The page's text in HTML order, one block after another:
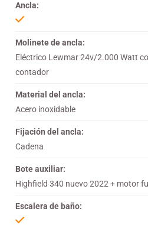
Ancla:
Molinete de ancla:
Eléctrico Lewmar 24v/2.000 Watt
contador
Material del ancla:
Acero inoxidable
Fijación del ancla:
Cadena
Bote auxiliar:
Highfield 340 nuevo 2022 + motor
Escalera de baño: